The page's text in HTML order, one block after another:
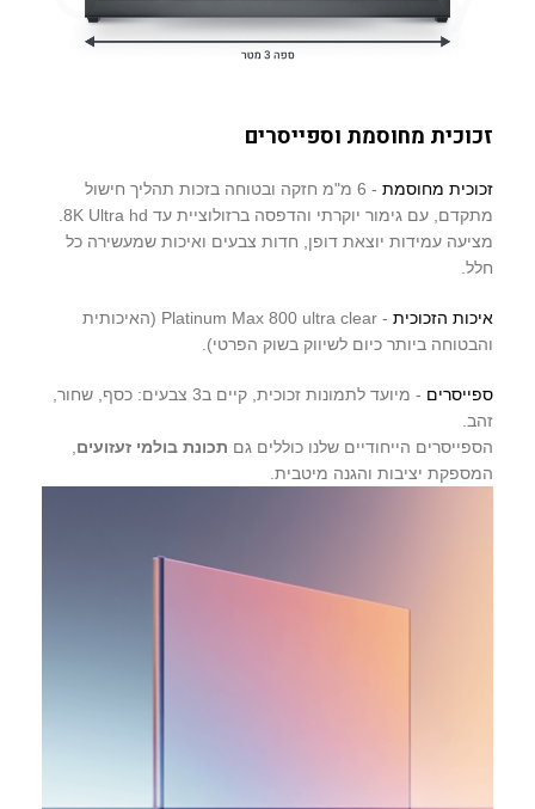
זכוכית מחוסמת וספייסרים
זכוכית מחוסמת
- 6 מ"מ חזקה ובטוחה בזכות תהליך חישול
מציעה עמידות יוצאת דופן, חדות צבעים ואיכות שמעשירה כל
חלל.
איכות הזכוכית
- Platinum Max 800 ultra clear (האיכותית
והבטוחה ביותר כיום לשיווק בשוק הפרטי).
ספייסרים
- מיועד לתמונות זכוכית, קיים ב3 צבעים: כסף, שחור,
זהב.
הספייסרים הייחודיים שלנו כוללים גם תכונת בולמי זעזועים
המספקת יציבות והגנה מיטבית.